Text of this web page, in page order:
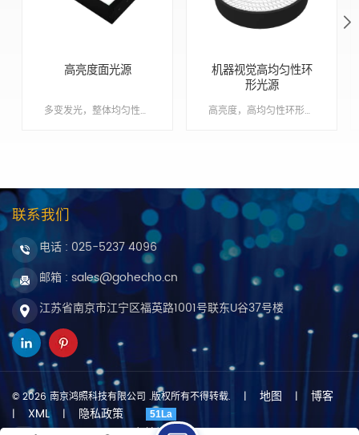
高亮度面光源
多变发光，整体均匀性极佳，超薄设计，可满足不同安装空间的要求 Min order:1 ShippingPort:南京 Original Region:南京 Lead Time:1 - 2 周
机器视觉高均匀性环
形光源
高亮度，高均匀性环形光源，多角度可选Min order:1ShippingPort:南京Original Region:南京
联系我们
电话 : 025-5237 4096
邮箱 : sales@gohecho.cn
江苏省南京市江宁区福英路1001号联东U谷37号楼
© 2026 南京鸿照科技有限公司 .版权所有不得转载. | 地图 | 博客
| XML | 隐私政策 51La